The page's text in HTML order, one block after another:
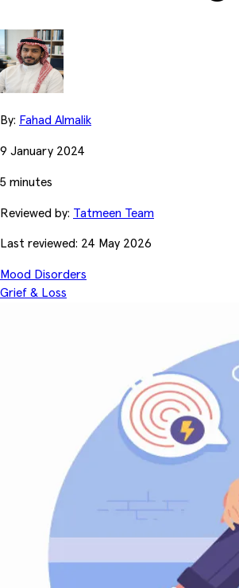
By: Fahad Almalik
9 January 2024
5 minutes
Reviewed by: Tatmeen Team
Last reviewed: 24 May 2026
Mood Disorders
Grief & Loss